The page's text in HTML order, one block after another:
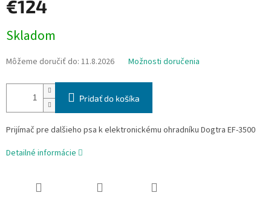
€124
cena:
Skladom
Môžeme doručiť do: 11.8.2026 Možnosti doručenia
Pridať do košíka
Prijímač pre dalšieho psa k elektronickému ohradníku Dogtra EF-3500
Detailné informácie